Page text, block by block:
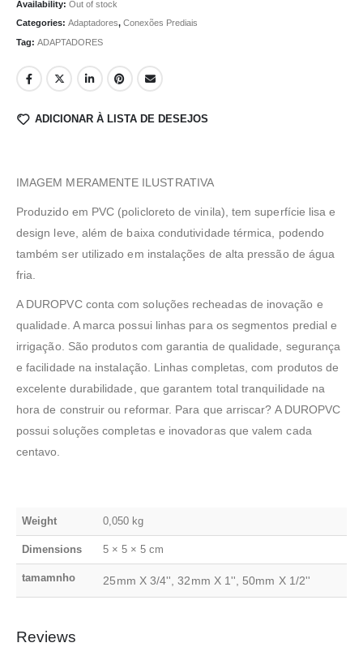
Availability: Out of stock
Categories: Adaptadores, Conexões Prediais
Tag: ADAPTADORES
ADICIONAR À LISTA DE DESEJOS
IMAGEM MERAMENTE ILUSTRATIVA
Produzido em PVC (policloreto de vinila), tem superfície lisa e
design leve, além de baixa condutividade térmica, podendo
também ser utilizado em instalações de alta pressão de água
fria.
A DUROPVC conta com soluções recheadas de inovação e
qualidade. A marca possui linhas para os segmentos predial e
irrigação. São produtos com garantia de qualidade, segurança
e facilidade na instalação. Linhas completas, com produtos de
excelente durabilidade, que garantem total tranquilidade na
hora de construir ou reformar. Para que arriscar? A DUROPVC
possui soluções completas e inovadoras que valem cada
centavo.
Weight 0,050 kg
Dimensions 5 × 5 × 5 cm
tamamnho 25mm X 3/4'', 32mm X 1'', 50mm X 1/2''
Reviews